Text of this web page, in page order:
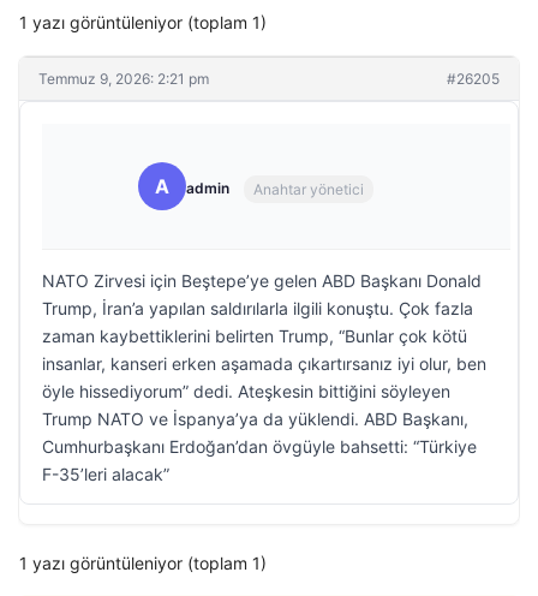
1 yazı görüntüleniyor (toplam 1)
Temmuz 9, 2026: 2:21 pm #26205
A admin Anahtar yönetici
NATO Zirvesi için Beştepe’ye gelen ABD Başkanı Donald
Trump, İran’a yapılan saldırılarla ilgili konuştu. Çok fazla
zaman kaybettiklerini belirten Trump, “Bunlar çok kötü
insanlar, kanseri erken aşamada çıkartırsanız iyi olur, ben
öyle hissediyorum” dedi. Ateşkesin bittiğini söyleyen
Trump NATO ve İspanya’ya da yüklendi. ABD Başkanı,
Cumhurbaşkanı Erdoğan’dan övgüyle bahsetti: “Türkiye
F-35’leri alacak”
1 yazı görüntüleniyor (toplam 1)